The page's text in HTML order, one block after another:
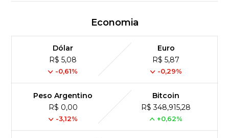
Economia
Dólar
R$ 5,08
-0,61%
Euro
R$ 5,87
-0,29%
Peso Argentino
R$ 0,00
-3,12%
Bitcoin
R$ 348,915,28
+0,62%